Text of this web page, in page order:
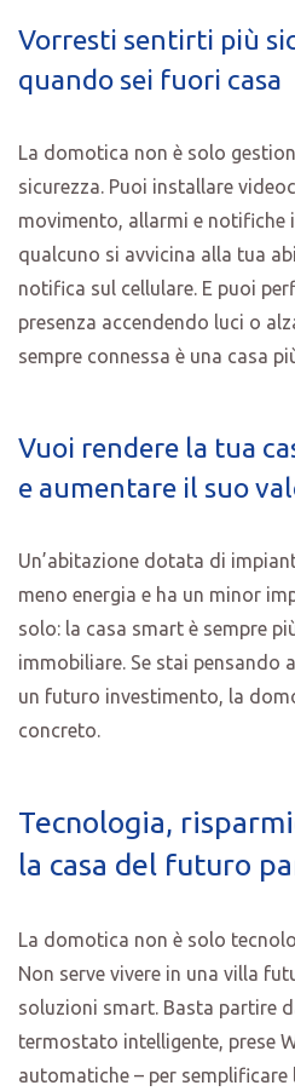
Vorresti sentirti più
quando sei fuori casa
La domotica non è solo
sicurezza. Puoi installare
movimento, allarmi e notifiche
qualcuno si avvicina alla tua
notifica sul cellulare. E puoi
presenza accendendo luci o
sempre connessa è una casa
Vuoi rendere la tua
e aumentare il suo
Un’abitazione dotata di
meno energia e ha un minor
solo: la casa smart è sempre
immobiliare. Se stai pensando
un futuro investimento, la
concreto.
Tecnologia,
la casa del futuro
La domotica non è solo
Non serve vivere in una villa
soluzioni smart. Basta partire
termostato intelligente, prese
automatiche – per